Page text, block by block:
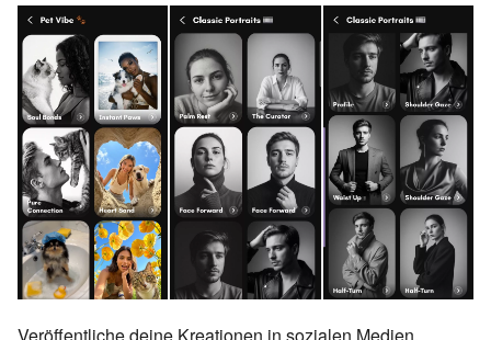
Veröffentliche deine Kreationen in sozialen Medien,